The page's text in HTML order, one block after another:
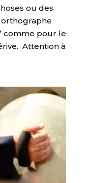
ou des
orthographe
comme pour le
Attention à